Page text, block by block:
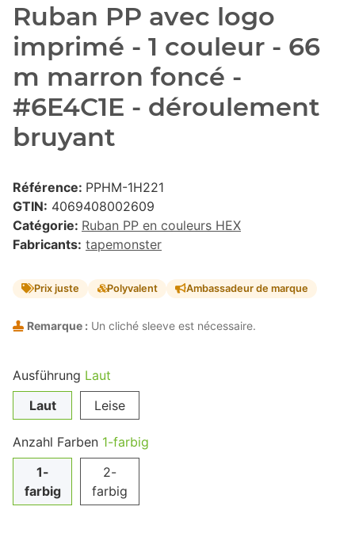
Ruban PP avec logo
imprimé - 1 couleur - 66
m marron foncé -
#6E4C1E - déroulement
bruyant
Référence: PPHM-1H221
GTIN: 4069408002609
Catégorie: Ruban PP en couleurs HEX
Fabricants: tapemonster
Prix juste Polyvalent Ambassadeur de marque
Remarque : Un cliché sleeve est nécessaire.
Ausführung Laut
Laut
Leise
Anzahl Farben 1-farbig
1-
farbig
2-
farbig